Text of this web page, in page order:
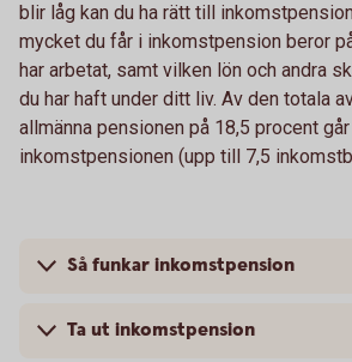
blir låg kan du ha rätt till
mycket du får i inkomstpension beror
har arbetat, samt vilken lön och andra
du har haft under ditt liv. Av den totala
allmänna pensionen på 18,5 procent
inkomstpensionen (upp till 7,5
Så funkar inkomstpension
Ta ut inkomstpension